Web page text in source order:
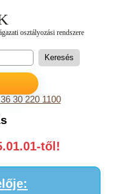
30 220 1100
től!